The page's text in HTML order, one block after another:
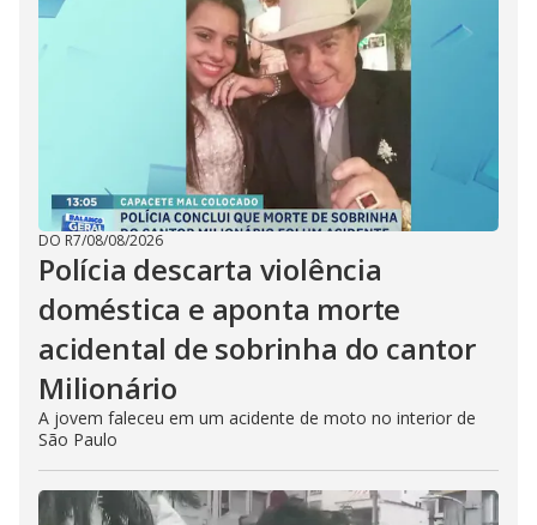
DO R7/08/08/2026
Polícia descarta violência
doméstica e aponta morte
acidental de sobrinha do cantor
Milionário
A jovem faleceu em um acidente de moto no interior de
São Paulo